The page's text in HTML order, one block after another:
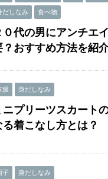
だしなみ 食べ物
０代の男にアンチエ
？おすすめ方法を紹介
服 身だしなみ
ニプリーツスカート
る着こなし方とは？
子 身だしなみ